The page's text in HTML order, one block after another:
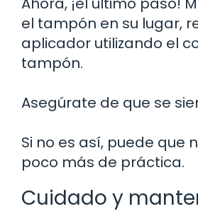
el tampón en su lugar,
aplicador utilizando el
tampón.
Asegúrate de que se
Si no es así, puede que
poco más de práctica.
Cuidado y